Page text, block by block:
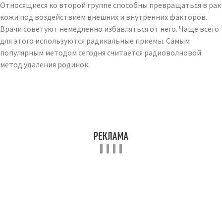
Относящиеся ко второй группе способны превращаться в рак
кожи под воздействием внешних и внутренних факторов.
Врачи советуют немедленно избавляться от него. Чаще всего
для этого используются радикальные приемы. Самым
популярным методом сегодня считается радиоволновой
метод удаления родинок.